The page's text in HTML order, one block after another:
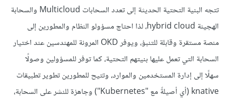
تتجه البنية التحتية الحديثة إلى تعدد السحابات Multicloud والسحابة
الهجينة hybrid cloud، لذا احتاج مسؤولو النظام والمطورين إلى
منصة مستقرة وقابلة للتنبؤ، ويوفر OKD المرونة للمهندسين عند اختيار
السحابة التي تعمل عليها بنيتهم التحتية، كما توفر للمسؤولين وصولًا
سهلًا إلى إدارة المستخدمين والموارد، وتتيح للمطورين تطوير تطبيقات
knative (أي أصيلةً مع "Kubernetes") وجاهزة للنشر على السحابة،